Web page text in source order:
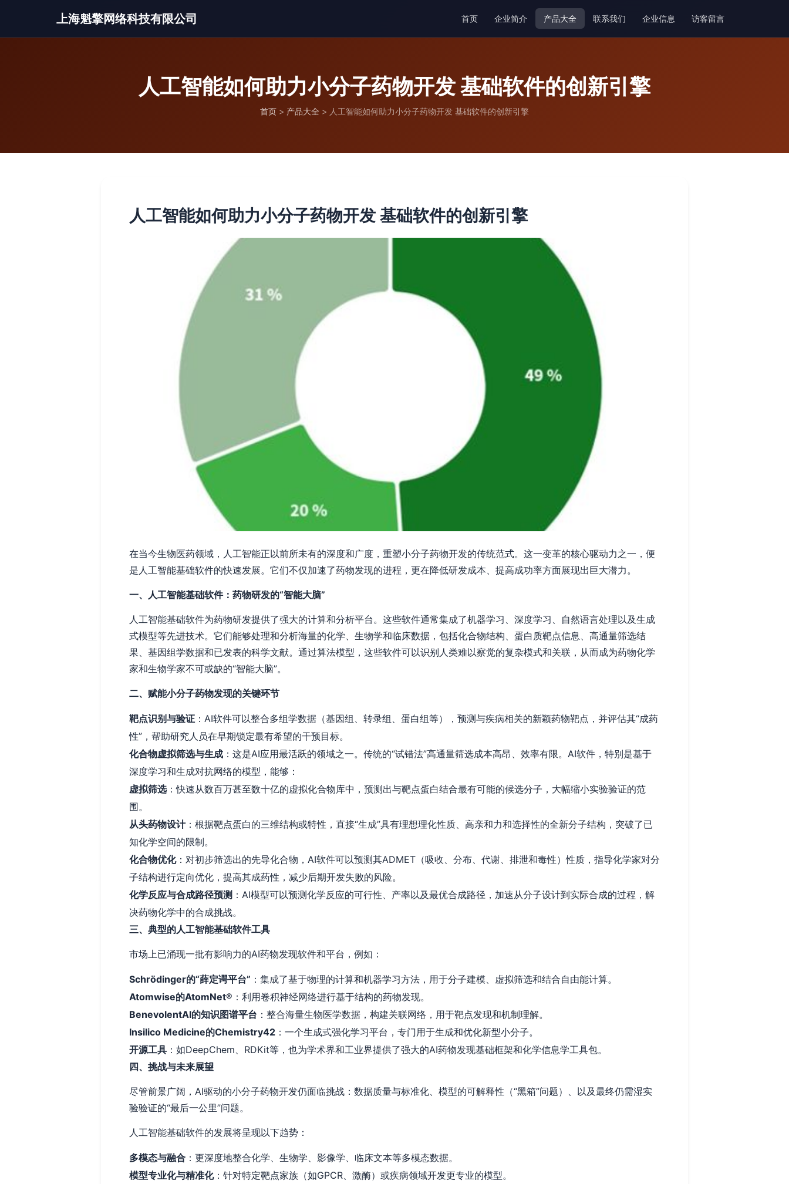
上海魁擎网络科技有限公司 首页 企业简介 产品大全 联系我们 企业信息 访客留言
人工智能如何助力小分子药物开发 基础软件的创新引擎
首页 > 产品大全 > 人工智能如何助力小分子药物开发 基础软件的创新引擎
人工智能如何助力小分子药物开发 基础软件的创新引擎
在当今生物医药领域，人工智能正以前所未有的深度和广度，重塑小分子药物开发的传统范式。这一变革的核心驱动力之一，便
是人工智能基础软件的快速发展。它们不仅加速了药物发现的进程，更在降低研发成本、提高成功率方面展现出巨大潜力。
一、人工智能基础软件：药物研发的“智能大脑”
人工智能基础软件为药物研发提供了强大的计算和分析平台。这些软件通常集成了机器学习、深度学习、自然语言处理以及生成
式模型等先进技术。它们能够处理和分析海量的化学、生物学和临床数据，包括化合物结构、蛋白质靶点信息、高通量筛选结
果、基因组学数据和已发表的科学文献。通过算法模型，这些软件可以识别人类难以察觉的复杂模式和关联，从而成为药物化学
家和生物学家不可或缺的“智能大脑”。
二、赋能小分子药物发现的关键环节
靶点识别与验证 ：AI软件可以整合多组学数据（基因组、转录组、蛋白组等），预测与疾病相关的新颖药物靶点，并评估其“成药
性”，帮助研究人员在早期锁定最有希望的干预目标。
化合物虚拟筛选与生成 ：这是AI应用最活跃的领域之一。传统的“试错法”高通量筛选成本高昂、效率有限。AI软件，特别是基于
深度学习和生成对抗网络的模型，能够：
虚拟筛选：快速从数百万甚至数十亿的虚拟化合物库中，预测出与靶点蛋白结合最有可能的候选分子，大幅缩小实验验证的范
围。
从头药物设计：根据靶点蛋白的三维结构或特性，直接“生成”具有理想理化性质、高亲和力和选择性的全新分子结构，突破了已
知化学空间的限制。
化合物优化：对初步筛选出的先导化合物，AI软件可以预测其ADMET（吸收、分布、代谢、排泄和毒性）性质，指导化学家对分
子结构进行定向优化，提高其成药性，减少后期开发失败的风险。
化学反应与合成路径预测 ：AI模型可以预测化学反应的可行性、产率以及最优合成路径，加速从分子设计到实际合成的过程，解
决药物化学中的合成挑战。
三、典型的人工智能基础软件工具
市场上已涌现一批有影响力的AI药物发现软件和平台，例如：
Schrödinger的“薛定谔平台” ：集成了基于物理的计算和机器学习方法，用于分子建模、虚拟筛选和结合自由能计算。
Atomwise的AtomNet® ：利用卷积神经网络进行基于结构的药物发现。
BenevolentAI的知识图谱平台 ：整合海量生物医学数据，构建关联网络，用于靶点发现和机制理解。
Insilico Medicine的Chemistry42 ：一个生成式强化学习平台，专门用于生成和优化新型小分子。
开源工具 ：如DeepChem、RDKit等，也为学术界和工业界提供了强大的AI药物发现基础框架和化学信息学工具包。
四、挑战与未来展望
尽管前景广阔，AI驱动的小分子药物开发仍面临挑战：数据质量与标准化、模型的可解释性（“黑箱”问题）、以及最终仍需湿实
验验证的“最后一公里”问题。
人工智能基础软件的发展将呈现以下趋势：
多模态与融合 ：更深度地整合化学、生物学、影像学、临床文本等多模态数据。
模型专业化与精准化：针对特定靶点家族（如GPCR、激酶）或疾病领域开发更专业的模型。